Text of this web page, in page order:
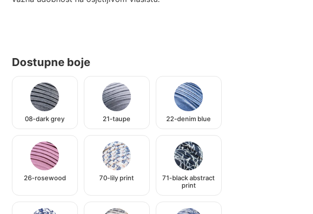
Dostupne boje
08-dark grey 21-taupe 22-denim blue
26-rosewood 70-lily print
71-black abstract
print